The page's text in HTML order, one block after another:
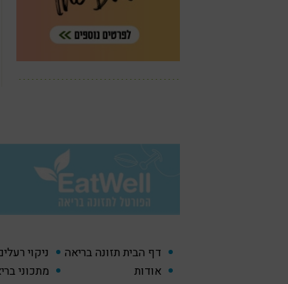
דף הבית תזונה בריאה ניקוי
אודות
מתכוני